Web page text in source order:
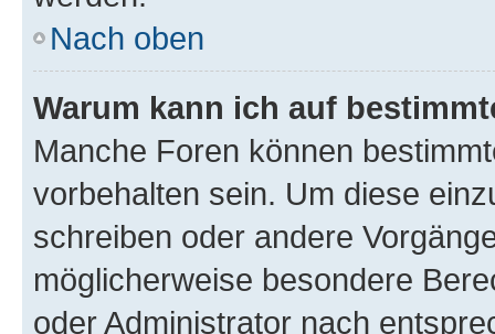
Nach oben
Warum kann ich auf
Manche Foren können
vorbehalten sein. Um diese
schreiben oder andere
möglicherweise besondere
oder Administrator nach